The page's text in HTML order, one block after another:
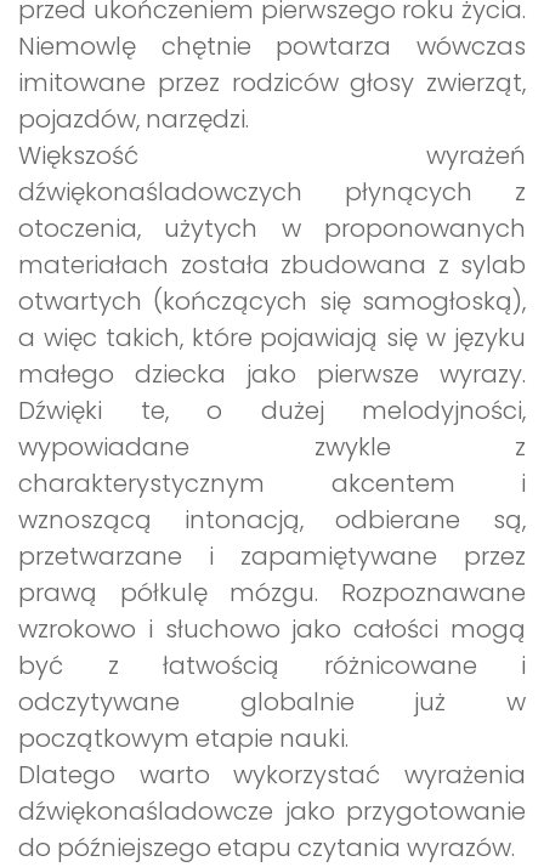
przed ukończeniem pierwszego roku życia.
Niemowlę chętnie powtarza wówczas
imitowane przez rodziców głosy zwierząt,
pojazdów, narzędzi.
Większość wyrażeń
dźwiękonaśladowczych płynących z
otoczenia, użytych w proponowanych
materiałach została zbudowana z sylab
otwartych (kończących się samogłoską),
a więc takich, które pojawiają się w języku
małego dziecka jako pierwsze wyrazy.
Dźwięki te, o dużej melodyjności,
wypowiadane zwykle z
charakterystycznym akcentem i
wznoszącą intonacją, odbierane są,
przetwarzane i zapamiętywane przez
prawą półkulę mózgu. Rozpoznawane
wzrokowo i słuchowo jako całości mogą
być z łatwością różnicowane i
odczytywane globalnie już w
początkowym etapie nauki.
Dlatego warto wykorzystać wyrażenia
dźwiękonaśladowcze jako przygotowanie
do późniejszego etapu czytania wyrazów.